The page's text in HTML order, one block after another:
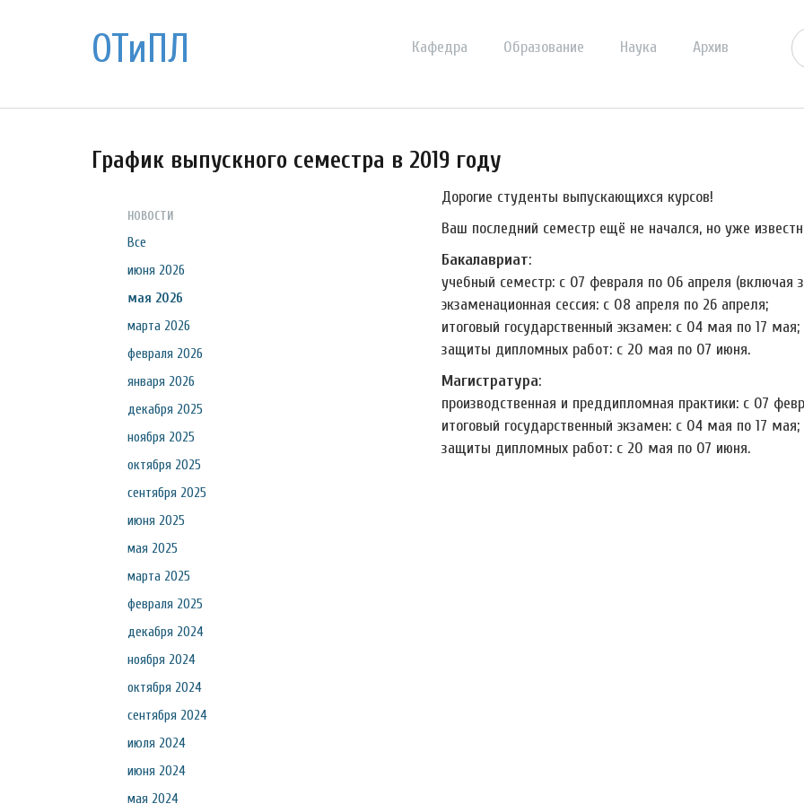
ОТиПЛ Кафедра Образование Наука Архив
График выпускного семестра в 2019 году
НОВОСТИ
Все
июня 2026
мая 2026
марта 2026
февраля 2026
января 2026
декабря 2025
ноября 2025
октября 2025
сентября 2025
июня 2025
мая 2025
марта 2025
февраля 2025
декабря 2024
ноября 2024
октября 2024
сентября 2024
июля 2024
июня 2024
мая 2024
Дорогие студенты выпускающихся курсов!
Ваш последний семестр ещё не начался, но уже
Бакалавриат:
учебный семестр: с 07 февраля по 06 апреля (включая
экзаменационная сессия: с 08 апреля по 26 апреля;
итоговый государственный экзамен: с 04 мая по 17 мая;
защиты дипломных работ: с 20 мая по 07 июня.
Магистратура:
производственная и преддипломная практики: с 07
итоговый государственный экзамен: с 04 мая по 17 мая;
защиты дипломных работ: с 20 мая по 07 июня.